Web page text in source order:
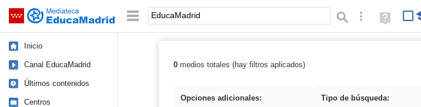
Saltar navegación Palabra o frase: Búsqueda avanzada
Ayuda
(en
Inicio
Canal EducaMadrid
Últimos contenidos
Centros
Resultados de: EducaMadrid
0medios totales (hay filtros aplicados)
Opciones adicionales: Tipo de búsqueda: